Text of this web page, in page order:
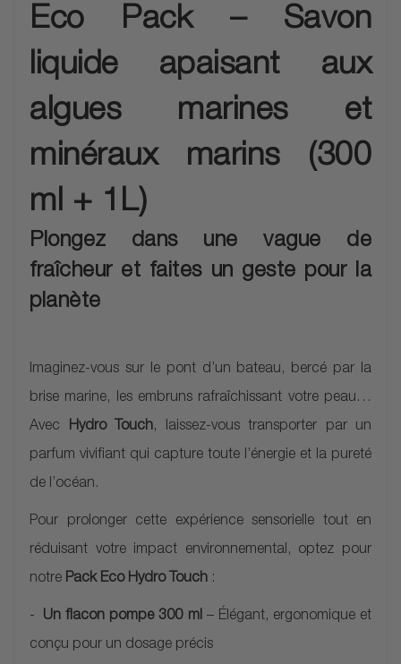
Eco Pack – Savon
liquide apaisant aux
algues marines et
minéraux marins (300
ml + 1L)
Plongez dans une vague de
fraîcheur et faites un geste pour la
planète
Imaginez-vous sur le pont d’un bateau, bercé par la
brise marine, les embruns rafraîchissant votre peau…
Avec Hydro Touch, laissez-vous transporter par un
parfum vivifiant qui capture toute l’énergie et la pureté
de l’océan.
Pour prolonger cette expérience sensorielle tout en
réduisant votre impact environnemental, optez pour
notre Pack Eco Hydro Touch :
Un flacon pompe 300 ml– Élégant, ergonomique et
conçu pour un dosage précis